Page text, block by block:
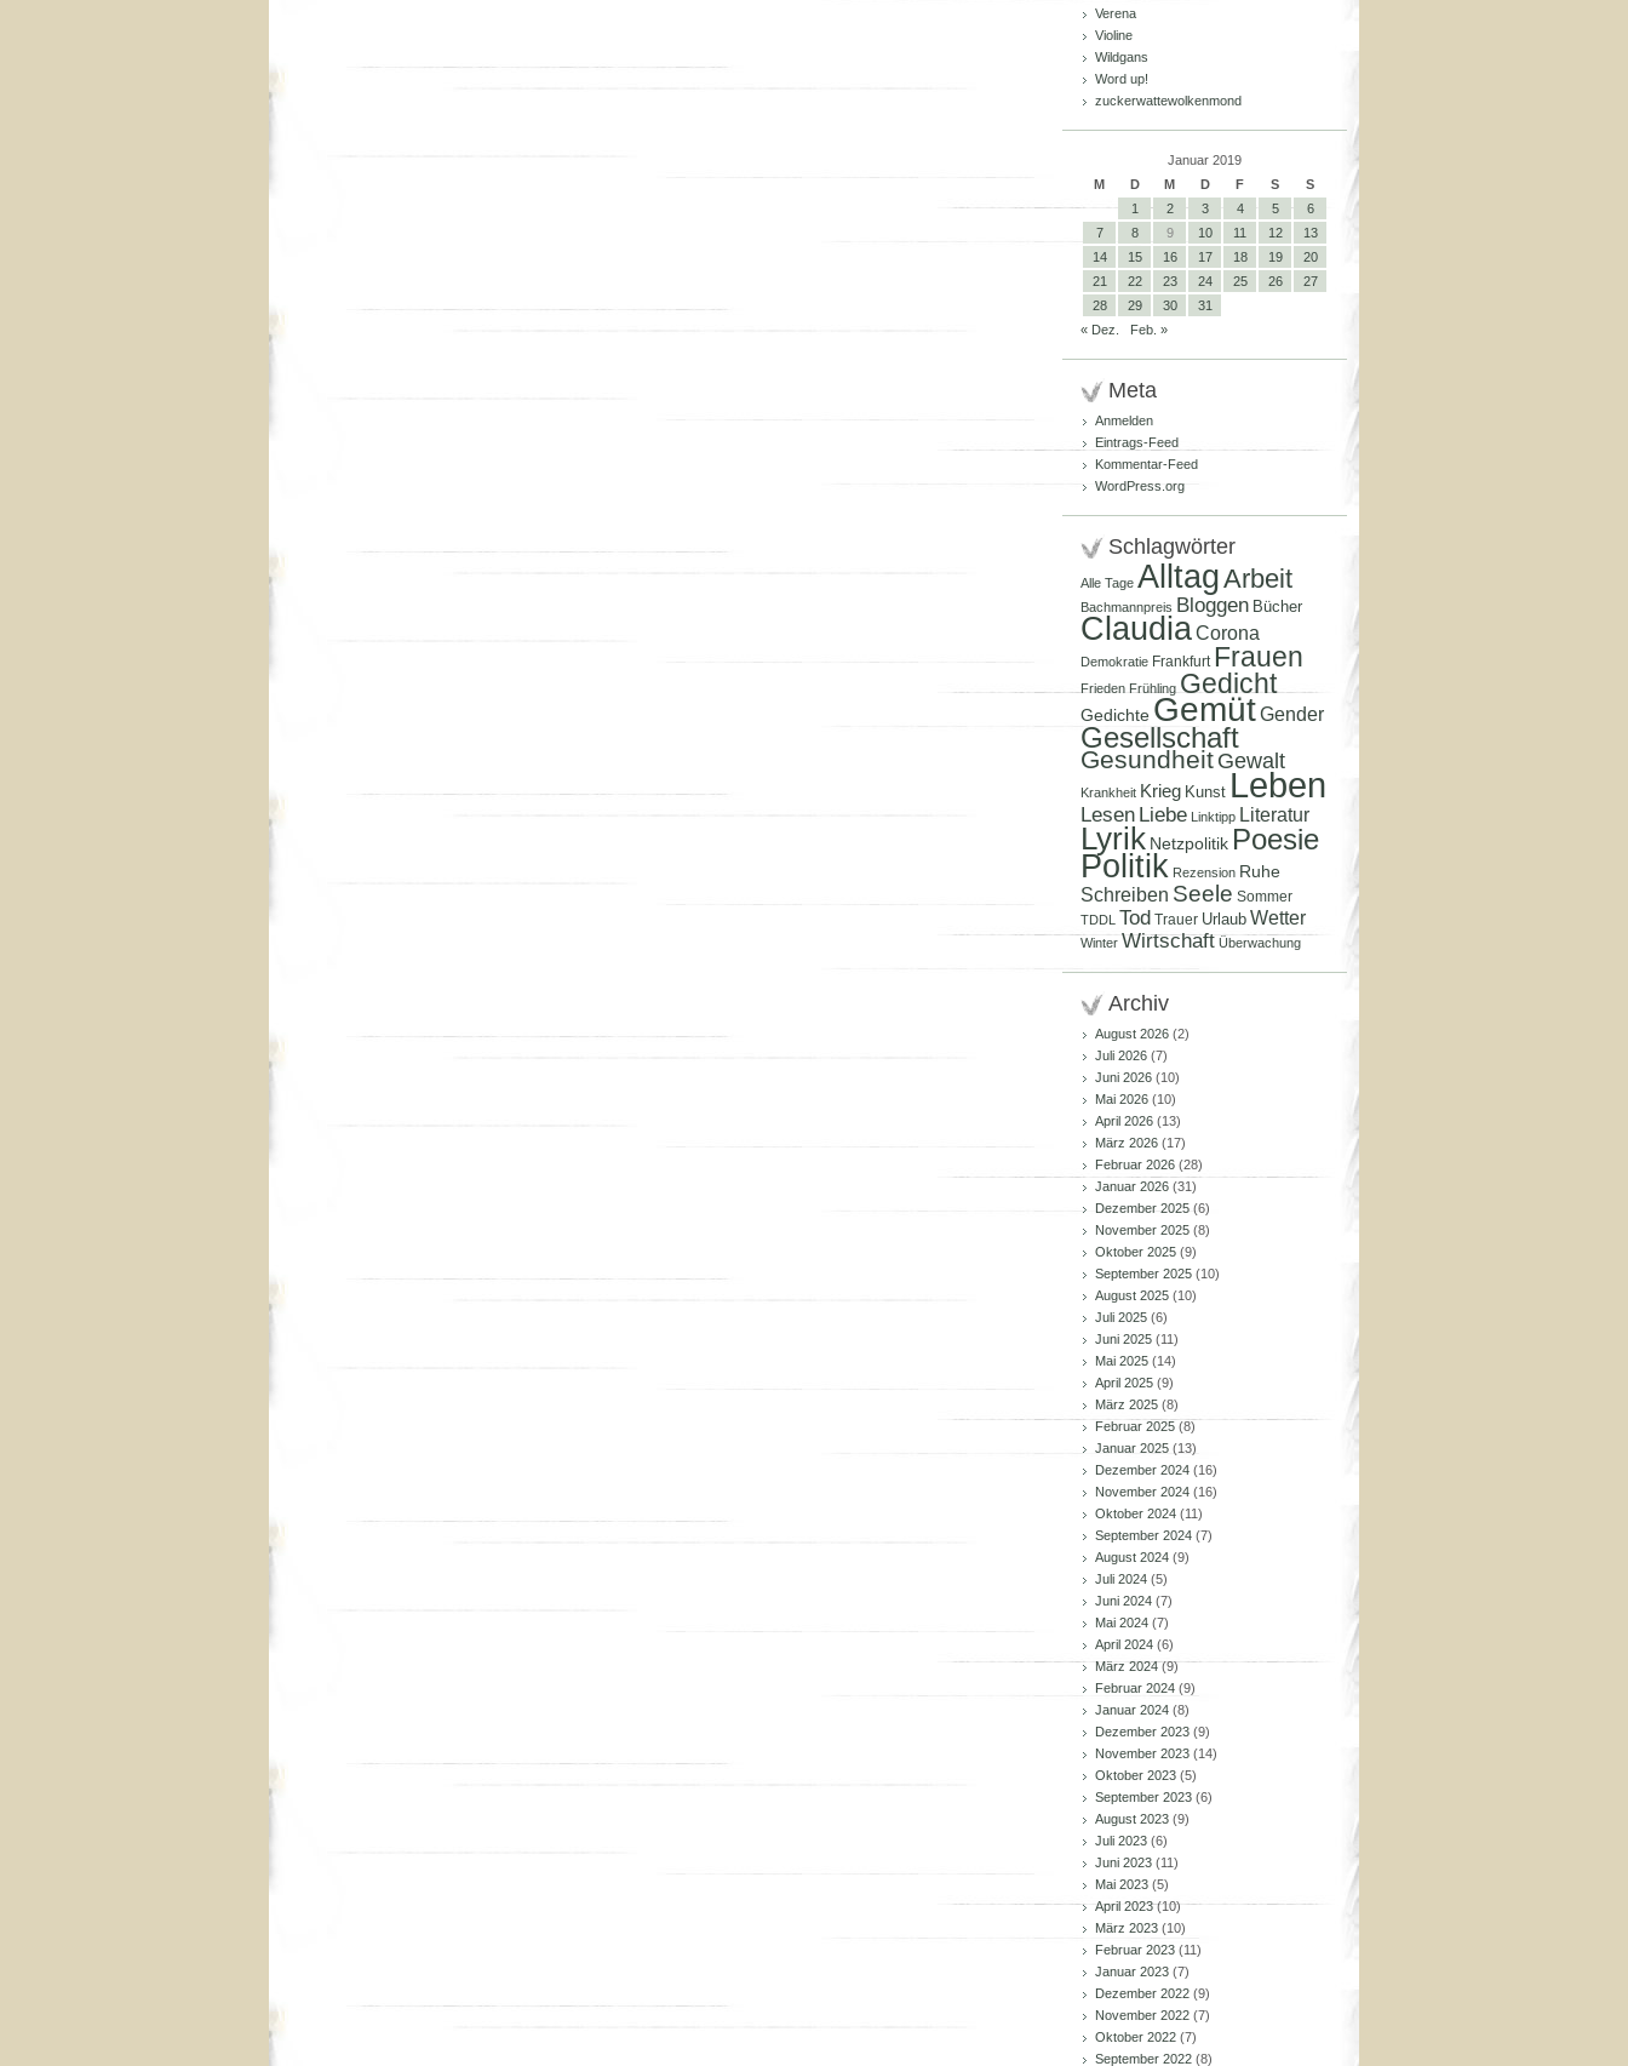
Verena
Violine
Wildgans
Word up!
zuckerwattewolkenmond
Januar 2019
M
D M D F S
S
1
2 3 4 5
6
7
8 9 10 11 12
13
14
15 16 17 18 19
20
21
22 23 24 25 26
27
28
29 30
31
« Dez.
Feb. »
Meta
Anmelden
Eintrags-Feed
Kommentar-Feed
WordPress.org
Schlagwörter
Alle Tage AlltagArbeit
Bachmannpreis Bloggen Bücher
ClaudiaCorona
Demokratie Frankfurt Frauen
Frieden Frühling Gedicht
Gedichte GemütGender
Gesellschaft
Gesundheit Gewalt
Krankheit Krieg Kunst Leben
Lesen Liebe Linktipp Literatur
Lyrik Netzpolitik Poesie
Politik Rezension Ruhe
Schreiben Seele Sommer
TDDL Tod Trauer Urlaub Wetter
Winter Wirtschaft Überwachung
Archiv
August 2026 (2)
Juli 2026 (7)
Juni 2026 (10)
Mai 2026 (10)
April 2026 (13)
März 2026 (17)
Februar 2026 (28)
Januar 2026 (31)
Dezember 2025 (6)
November 2025 (8)
Oktober 2025 (9)
September 2025 (10)
August 2025 (10)
Juli 2025 (6)
Juni 2025 (11)
Mai 2025 (14)
April 2025 (9)
März 2025 (8)
Februar 2025 (8)
Januar 2025 (13)
Dezember 2024 (16)
November 2024 (16)
Oktober 2024 (11)
September 2024 (7)
August 2024 (9)
Juli 2024 (5)
Juni 2024 (7)
Mai 2024 (7)
April 2024 (6)
März 2024(9)
Februar 2024 (9)
Januar 2024 (8)
Dezember 2023 (9)
November 2023 (14)
Oktober 2023 (5)
September 2023 (6)
August 2023 (9)
Juli 2023 (6)
Juni 2023 (11)
Mai 2023 (5)
April 2023(10)
März 2023 (10)
Februar 2023 (11)
Januar 2023 (7)
Dezember 2022 (9)
November 2022 (7)
Oktober 2022 (7)
September 2022 (8)